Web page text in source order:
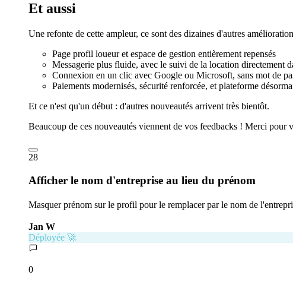
Et aussi
Une refonte de cette ampleur, ce sont des dizaines d'autres
Page profil loueur et espace de gestion entièrement repensés
Messagerie plus fluide, avec le suivi de la location directement
Connexion en un clic avec Google ou Microsoft, sans mot de
Paiements modernisés, sécurité renforcée, et plateforme
Et ce n'est qu'un début : d'autres nouveautés arrivent très bientôt.
Beaucoup de ces nouveautés viennent de vos feedbacks ! Merci pour
28
Afficher le nom d'entreprise au lieu du prénom
Masquer prénom sur le profil pour le remplacer par le nom de
Jan W
Déployée 🚀
0